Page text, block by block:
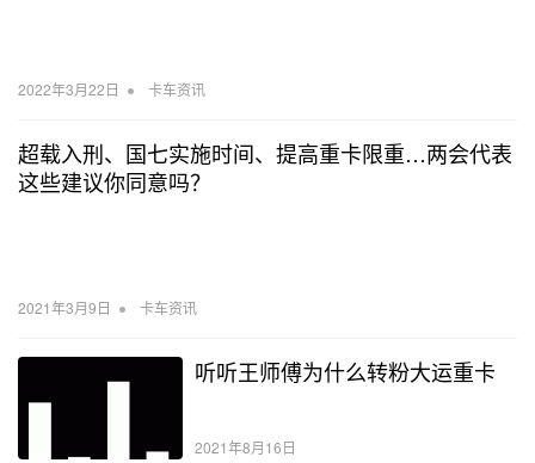
2022年3月22日 • 卡车资讯
超载入刑、国七实施时间、提高重卡限重…两会代表
这些建议你同意吗？
2021年3月9日 • 卡车资讯
听听王师傅为什么转粉大运重卡
2021年8月16日